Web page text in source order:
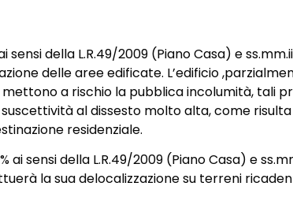
della L.R.49/2009 (Piano Casa) e
delle aree edificate. L’edificio
a rischio la pubblica incolumità, tali
al dissesto molto alta, come
residenziale.
sensi della L.R.49/2009 (Piano Casa) e
la sua delocalizzazione su terreni